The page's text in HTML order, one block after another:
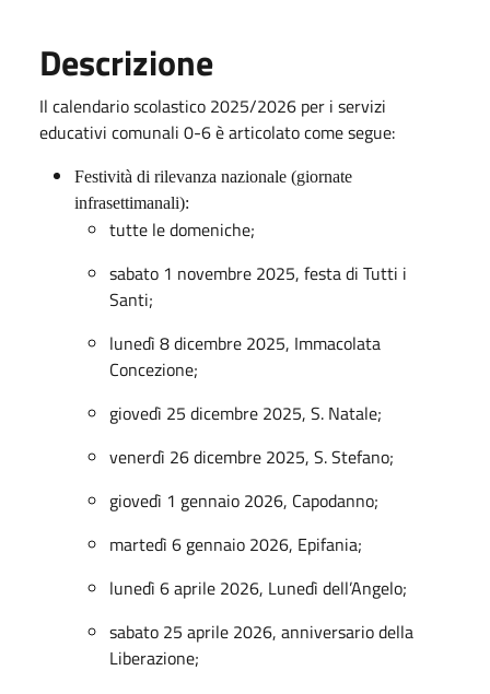
Descrizione
Il calendario scolastico 2025/2026 per i servizi
educativi comunali 0-6 è articolato come segue:
Festività di rilevanza nazionale (giornate
infrasettimanali):
tutte le domeniche;
sabato 1 novembre 2025, festa di Tutti i
Santi;
lunedì 8 dicembre 2025, Immacolata
Concezione;
giovedì 25 dicembre 2025, S. Natale;
venerdì 26 dicembre 2025, S. Stefano;
giovedì 1 gennaio 2026, Capodanno;
martedì 6 gennaio 2026, Epifania;
lunedì 6 aprile 2026, Lunedì dell’Angelo;
sabato 25 aprile 2026, anniversario della
Liberazione;